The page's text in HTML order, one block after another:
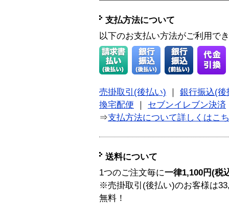
支払方法について
以下のお支払い方法がご利用で
売掛取引(後払い)
銀行振込(後
換宅配便
セブンイレブン決済
⇒支払方法について詳しくはこ
送料について
1つのご注文毎に一律1,100円(税
※売掛取引(後払い)のお客様は
無料！